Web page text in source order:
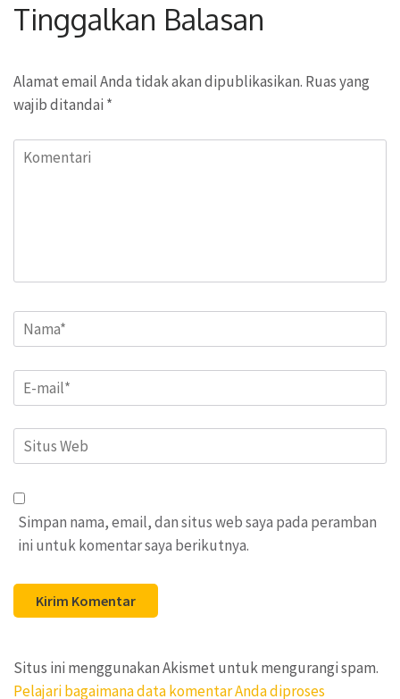
Tinggalkan Balasan
Alamat email Anda tidak akan dipublikasikan. Ruas yang
wajib ditandai *
Komentari
Name*
Email*
Situs
Web
Simpan nama, email, dan situs web saya pada peramban
ini untuk komentar saya berikutnya.
Situs ini menggunakan Akismet untuk mengurangi spam.
Pelajari bagaimana data komentar Anda diproses